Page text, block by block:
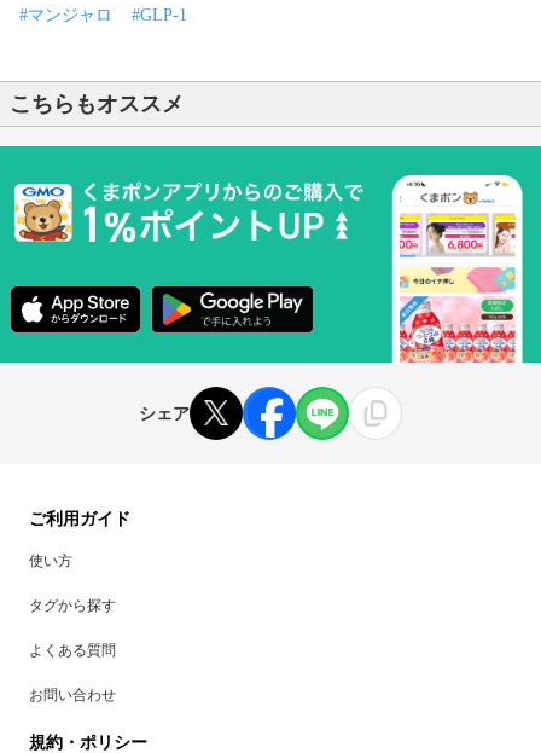
#マンジャロ #GLP-1
こちらもオススメ
シェア
ご利用ガイド
使い方
タグから探す
よくある質問
お問い合わせ
規約・ポリシー